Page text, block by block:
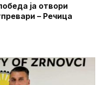
ја отвори
– Речица